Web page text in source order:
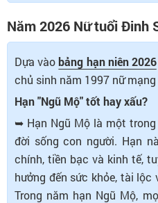
Năm 2026 Nữ tuổi Đinh
Dựa vàobảng hạn niên 2026
chủ sinh năm 1997 nữ
Hạn "Ngũ Mộ" tốt hay xấu?
➥ Hạn Ngũ Mộ là một
đời sống con người. Hạn
chính, tiền bạc và kinh tế,
hưởng đến sức khỏe, tài lộc
Trong năm hạn Ngũ Mộ,